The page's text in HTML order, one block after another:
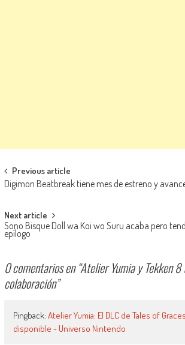
Navegación de entradas
Previous article
Digimon Beatbreak tiene mes de estreno y
Next article
Sono Bisque Doll wa Koi wo Suru acaba pero
epílogo
0 comentarios en “Atelier Yumia y Tekken 8
colaboración”
Pingback: Atelier Yumia: El DLC de Tales of
disponible - Universo Nintendo